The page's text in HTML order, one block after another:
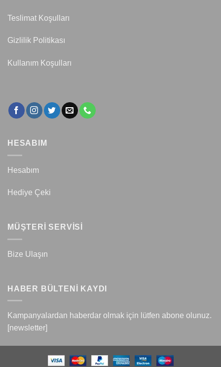
Teslimat Koşulları
Gizlilik Politikası
Kullanım Koşulları
HESABIM
Hesabım
Hediye Çeki
MÜŞTERİ SERVİSİ
Bize Ulaşın
HABER BÜLTENİ KAYDI
Kampanyalardan haberdar olmak için lütfen abone olunuz.
[newsletter]